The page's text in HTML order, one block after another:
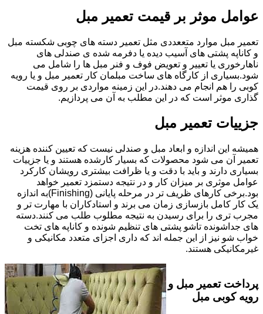
عوامل موثر بر قیمت تعمیر مبل
تعمیر مبل موارد متععددی مثل تعمیر دسته های چوبی شکسته مبل
و کاناپه پشتی های آسیب دیده یا دفرمه شده ی صندلی های
ناهارخوری یا تعییر و تعویض فوف و فنر مبل ها را شامل می
شود.بسیاری از کارگاه های ساخت مبلمان کار تعمیر مبل و یا رویه
کوبی را هم انجام می دهند.در این زمینه مواردی بر روی قیمت
گذاری موثر است که در این مطلب به آن می پردازیم.
جزییات تعمیر مبل
همیشه این اندازه و ابعاد مبل و صندلی نیست که تعیین کننده هزینه
تعمیر آن می شود محصولات که بسیار کارشده هستند و یا جزییات
بسیاری دارند و باید با دقت و یا ظرافت بیشتری رویشان کارکرد
عوامل موثری بر میزان کار و در نتیجه دستمزد تعمیر خواهد
بود.برخی کارهای ظریف تر در مرحله پایانی (Finishing)به اندازه
یک کار کامل بازسازی زمان می برند و استادکاران با مهارت تر و
مجرب تری را برای رسیدن به نتیجه مطلوب طلب می کنند.دسته
های جداشونده تاشو پشتی های تنظیم شونده و کاناپه های تخت
خواب شو نیز از این جمله اند که داری اجزای متعدد مکانیکی و
غیرمکانیکی هستند.
پرداخت تعمیر مبل و
رویه کوبی مبل